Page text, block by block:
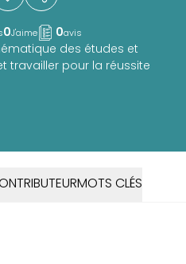
0J'aime 0avis
des études et
travailler pour la réussite
MOTS CLÉS